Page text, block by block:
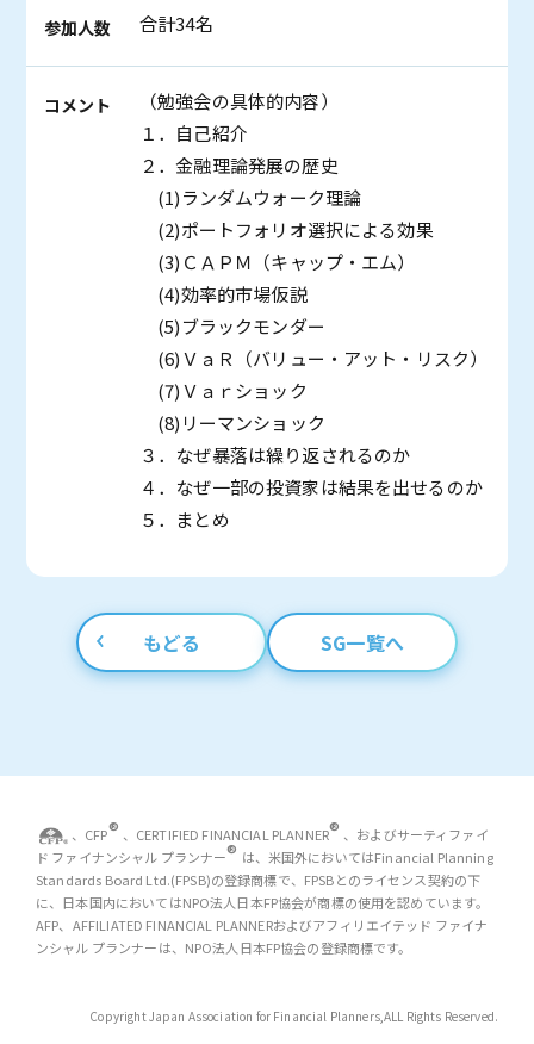
参加人数 合計34名
コメント
（勉強会の具体的内容）
１．自己紹介
２．金融理論発展の歴史
(1)ランダムウォーク理論
(2)ポートフォリオ選択による効果
(3)ＣＡＰＭ（キャップ・エム）
(4)効率的市場仮説
(5)ブラックモンダー
(6)ＶａＲ（バリュー・アット・リスク）
(7)Ｖａｒショック
(8)リーマンショック
３．なぜ暴落は繰り返されるのか
４．なぜ一部の投資家は結果を出せるのか
５．まとめ
もどる SG一覧へ
、CFP® 、CERTIFIED FINANCIAL PLANNER® 、およびサーティファイ
ド ファイナンシャル プランナー® は、米国外においてはFinancial Planning
Standards Board Ltd.(FPSB)の登録商標で、FPSBとのライセンス契約の下
に、日本国内においてはNPO法人日本FP協会が商標の使用を認めています。
AFP、AFFILIATED FINANCIAL PLANNERおよびアフィリエイテッド ファイナ
ンシャル プランナーは、NPO法人日本FP協会の登録商標です。
Copyright Japan Association for Financial Planners, ALL Rights Reserved.